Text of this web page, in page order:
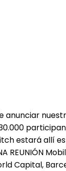
anunciar
estará allí
REUNIÓN
Capital,